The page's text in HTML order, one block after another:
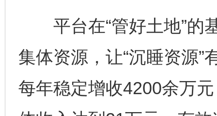
平台在“管好土地”的
集体资源，让“沉睡资源”
每年稳定增收4200余万